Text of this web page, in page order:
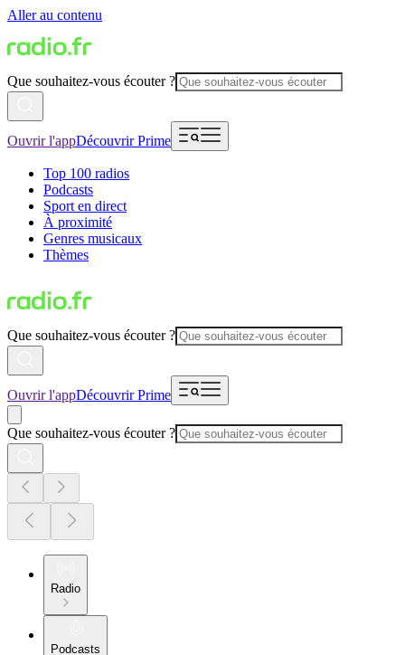
Aller au contenu
Que souhaitez-vous écouter ?
Ouvrir l'appDécouvrir Prime
Top 100 radios
Podcasts
Sport en direct
À proximité
Genres musicaux
Thèmes
Que souhaitez-vous écouter ?
Ouvrir l'appDécouvrir Prime
Que souhaitez-vous écouter ?
Radio
Podcasts